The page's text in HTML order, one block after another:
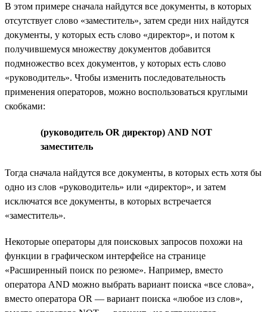
В этом примере сначала найдутся все документы, в которых
отсутствует слово «заместитель», затем среди них найдутся
документы, у которых есть слово «директор», и потом к
получившемуся множеству документов добавится
подмножество всех документов, у которых есть слово
«руководитель». Чтобы изменить последовательность
применения операторов, можно воспользоваться круглыми
скобками:
(руководитель OR директор) AND NOT
заместитель
Тогда сначала найдутся все документы, в которых есть хотя бы
одно из слов «руководитель» или «директор», и затем
исключатся все документы, в которых встречается
«заместитель».
Некоторые операторы для поисковых запросов похожи на
функции в графическом интерфейсе на странице
«Расширенный поиск по резюме». Например, вместо
оператора AND можно выбрать вариант поиска «все слова»,
вместо оператора OR — вариант поиска «любое из слов»,